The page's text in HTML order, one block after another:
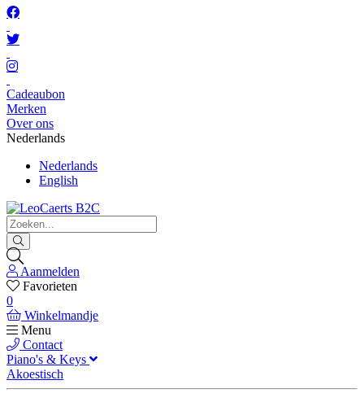
Cadeaubon
Merken
Over ons
Nederlands
Nederlands
English
Aanmelden
Favorieten
0
Winkelmandje
Menu
Contact
Piano's & Keys
Akoestisch